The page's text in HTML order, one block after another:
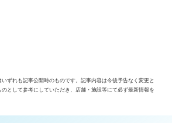
ずれも記事公開時のものです。記事内容は今後予告なく変更と
として参考にしていただき、店舗・施設等にて必ず最新情報を